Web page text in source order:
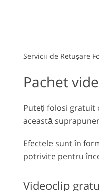
Presetări
presetată LR
Cea mai buna
Colecția mobilă
Servicii de Retușare
Pachet
Puteți folosi gratuit
această
Efectele sunt în
potrivite pentru